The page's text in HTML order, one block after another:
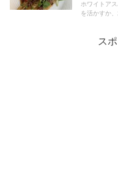
ホワイトア
を活かすか
ス